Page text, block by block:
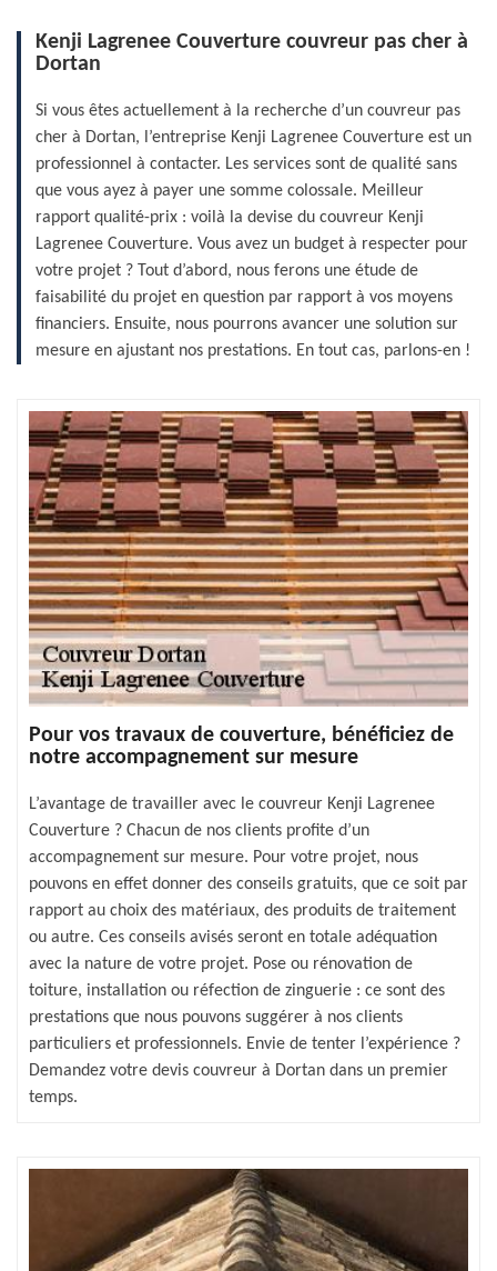
Kenji Lagrenee Couverture couvreur pas cher à
Dortan
Si vous êtes actuellement à la recherche d’un couvreur pas
cher à Dortan, l’entreprise Kenji Lagrenee Couverture est un
professionnel à contacter. Les services sont de qualité sans
que vous ayez à payer une somme colossale. Meilleur
rapport qualité-prix : voilà la devise du couvreur Kenji
Lagrenee Couverture. Vous avez un budget à respecter pour
votre projet ? Tout d’abord, nous ferons une étude de
faisabilité du projet en question par rapport à vos moyens
financiers. Ensuite, nous pourrons avancer une solution sur
mesure en ajustant nos prestations. En tout cas, parlons-en !
Pour vos travaux de couverture, bénéficiez de
notre accompagnement sur mesure
L’avantage de travailler avec le couvreur Kenji Lagrenee
Couverture ? Chacun de nos clients profite d’un
accompagnement sur mesure. Pour votre projet, nous
pouvons en effet donner des conseils gratuits, que ce soit par
rapport au choix des matériaux, des produits de traitement
ou autre. Ces conseils avisés seront en totale adéquation
avec la nature de votre projet. Pose ou rénovation de
toiture, installation ou réfection de zinguerie : ce sont des
prestations que nous pouvons suggérer à nos clients
particuliers et professionnels. Envie de tenter l’expérience ?
Demandez votre devis couvreur à Dortan dans un premier
temps.